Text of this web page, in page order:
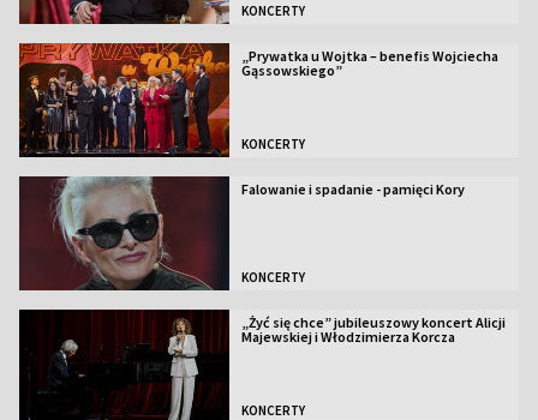
KONCERTY
„Prywatka u Wojtka – benefis Wojciecha
Gąssowskiego”
KONCERTY
Falowanie i spadanie - pamięci Kory
KONCERTY
„Żyć się chce” jubileuszowy koncert Alicji
Majewskiej i Włodzimierza Korcza
KONCERTY